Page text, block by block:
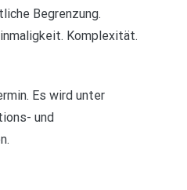
Begrenzung.
Komplexität.
Es wird unter
und